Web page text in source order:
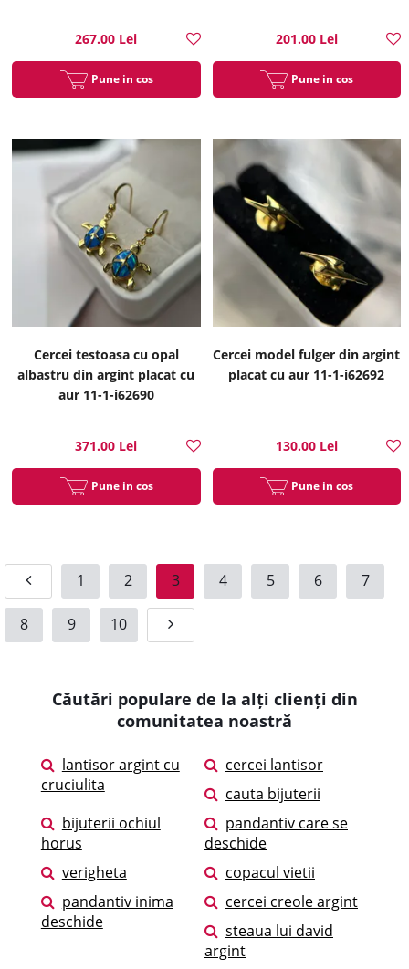
267.00 Lei
Pune in cos
201.00 Lei
Pune in cos
Cercei testoasa cu opal
albastru din argint placat cu
aur 11-1-i62690
371.00 Lei
Pune in cos
Cercei model fulger din argint
placat cu aur 11-1-i62692
130.00 Lei
Pune in cos
1 2 3 4 5 6 7
8 9 10
Căutări populare de la alți clienți din
comunitatea noastră
lantisor argint cu
cruciulita
cercei lantisor
cauta bijuterii
bijuterii ochiul
horus
pandantiv care se
deschide
verigheta
copacul vietii
pandantiv inima
deschide
cercei creole argint
steaua lui david
argint